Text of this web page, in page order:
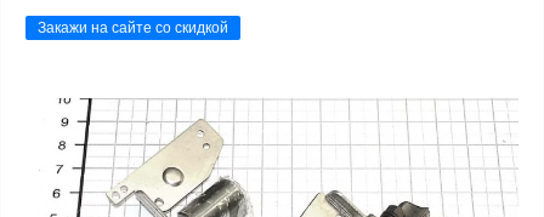
Закажи на сайте со скидкой